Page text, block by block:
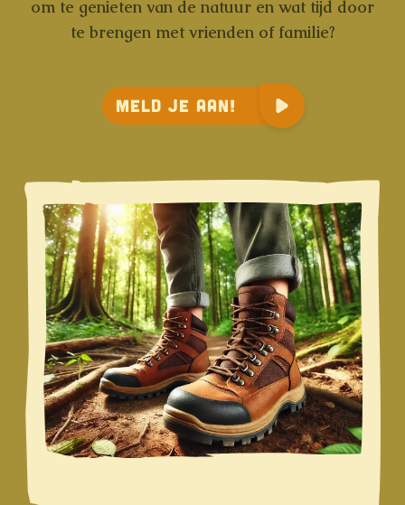
om te genieten van de natuur en wat tijd door
te brengen met vrienden of familie?
Meld je aan!